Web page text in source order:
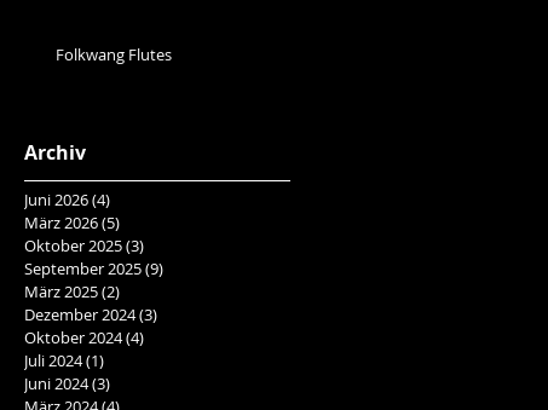
Folkwang Flutes
Archiv
Juni 2026(4)
März 2026(5)
Oktober 2025(3)
September 2025(9)
März 2025(2)
Dezember 2024(3)
Oktober 2024(4)
Juli 2024(1)
Juni 2024(3)